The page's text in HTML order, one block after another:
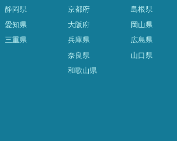
静岡県
愛知県
三重県
京都府
大阪府
兵庫県
奈良県
和歌山県
島根県
岡山県
広島県
山口県